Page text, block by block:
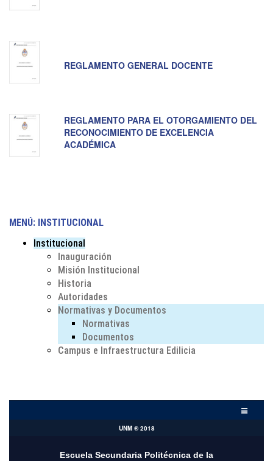
REGLAMENTO GENERAL DOCENTE
REGLAMENTO PARA EL OTORGAMIENTO DEL
RECONOCIMIENTO DE EXCELENCIA
ACADÉMICA
MENÚ: INSTITUCIONAL
Institucional
Inauguración
Misión Institucional
Historia
Autoridades
Normativas y Documentos
Normativas
Documentos
Campus e Infraestructura Edilicia
UNM ® 2018
Escuela Secundaria Politécnica de la